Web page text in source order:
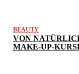
BEAUTY
VON
MAKE-UP-